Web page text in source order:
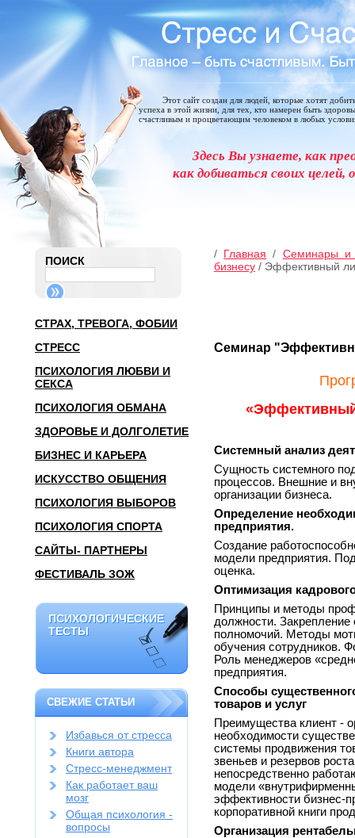
Этот сайт создан для людей, которые хотят
успеха в этой жизни, для тех, кто намерен быть
счастливым и процветающим человеком в любых
Здесь Вы узнаете, как
как добиваться своих
ПОИСК
СТРАХ, ТРЕВОГА, ФОБИИ
СТРЕСС
ПСИХОЛОГИЯ ЛЮБВИ И
СЕКСА
ПСИХОЛОГИЯ ОБМАНА
ЗДОРОВЬЕ И ДОЛГОЛЕТИЕ
БИЗНЕС И КАРЬЕРА
ИСКУССТВО ОБЩЕНИЯ
ПСИХОЛОГИЯ ВЫБОРОВ
ПСИХОЛОГИЯ СПОРТА
САЙТЫ- ПАРТНЕРЫ
ФЕСТИВАЛЬ ЗОЖ
ПСИХОЛОГИЧЕСКИЕ
ТЕСТЫ
ПСИХОЛОГИЧЕСКИЕ
ТЕСТЫ
СВЕЖИЕ СТАТЬИ
Избавься от стресса
Книги автора
Стресс-менеджмент
Как работает ваш
мозг
Общая психология -
вопросы
/ Главная / Семинары и
бизнесу / Эффективный
Семинар
Системный анализ
Сущность системного
процессов. Внешние и
организации бизнеса.
Определение
предприятия.
Создание
модели предприятия.
оценка.
Оптимизация
Принципы и методы
должности. Закрепление
полномочий. Методы
обучения сотрудников.
Роль менеджеров
предприятия.
Способы
товаров и услуг
Преимущества клиент -
необходимости
системы продвижения
звеньев и резервов
непосредственно
модели
эффективности бизнес-
корпоративной книги
Организация